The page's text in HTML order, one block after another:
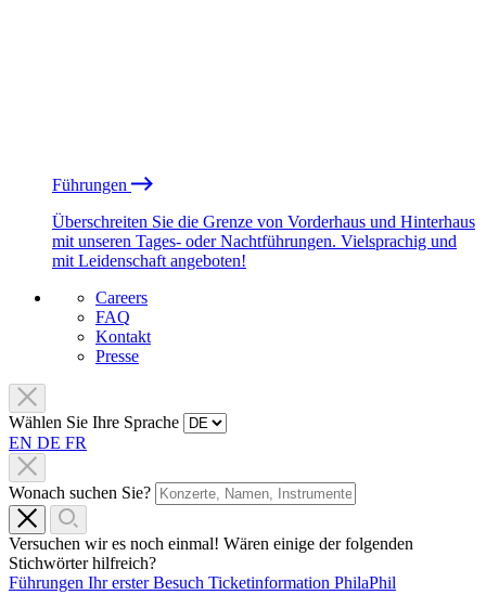
Führungen
Überschreiten Sie die Grenze von Vorderhaus und Hinterhaus
mit unseren Tages- oder Nachtführungen. Vielsprachig und
mit Leidenschaft angeboten!
Careers
FAQ
Kontakt
Presse
Wählen Sie Ihre Sprache
EN DE FR
Wonach suchen Sie?
Versuchen wir es noch einmal! Wären einige der folgenden
Stichwörter hilfreich?
Führungen Ihr erster Besuch Ticketinformation PhilaPhil